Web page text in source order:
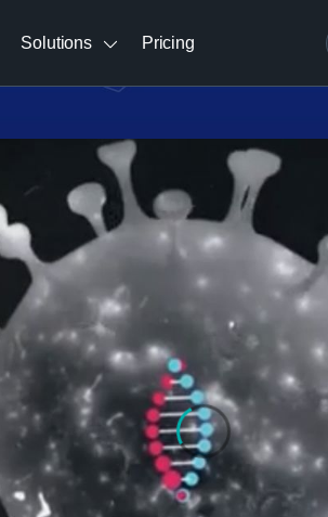
Solutions Pricing